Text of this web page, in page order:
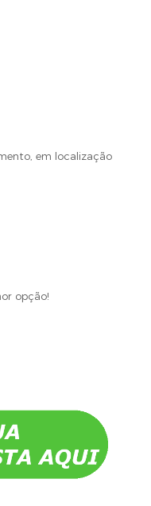
em localização
opção!